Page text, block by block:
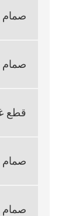
صمام
صمام
قطع
صمام
صمام